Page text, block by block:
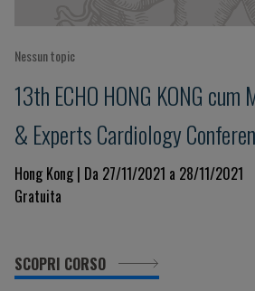
Nessun topic
13th ECHO HONG KONG
& Experts Cardiology
Clinical Excellence in COVID
Hong Kong | Da 27/11/2021 a 28/11/2021
Gratuita
SCOPRI CORSO